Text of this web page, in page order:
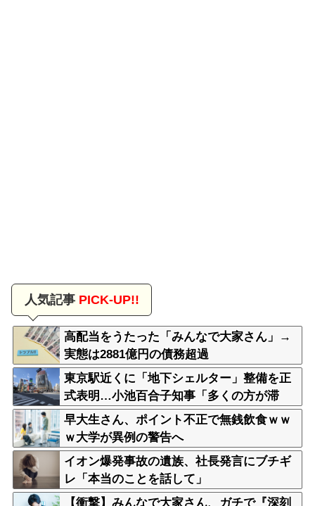
人気記事PICK-UP!!
高配当をうたった「みんなで大家さん」→
実態は2881億円の債務超過
東京駅近くに「地下シェルター」整備を正
式表明…小池百合子知事「多くの方が滞
在、施設整備の効果高い」
早大生さん、ポイント不正で無銭飲食ｗｗ
ｗ大学が異例の警告へ
イオン爆発事故の遺族、社長発言にブチギ
レ「本当のことを話して」
【衝撃】みんなで大家さん、ガチで『深刻